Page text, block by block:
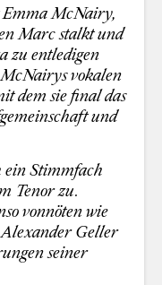
McNairy,
Marc stalkt und
zu entledigen
vokalen
dem sie final das
und
ein Stimmfach
Tenor zu.
vonnöten wie
Geller
seiner